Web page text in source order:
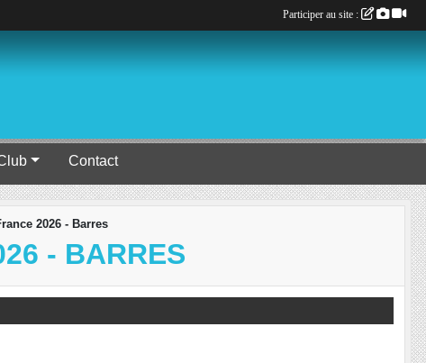
Contact
2026 - Barres
- BARRES
Participer au site :